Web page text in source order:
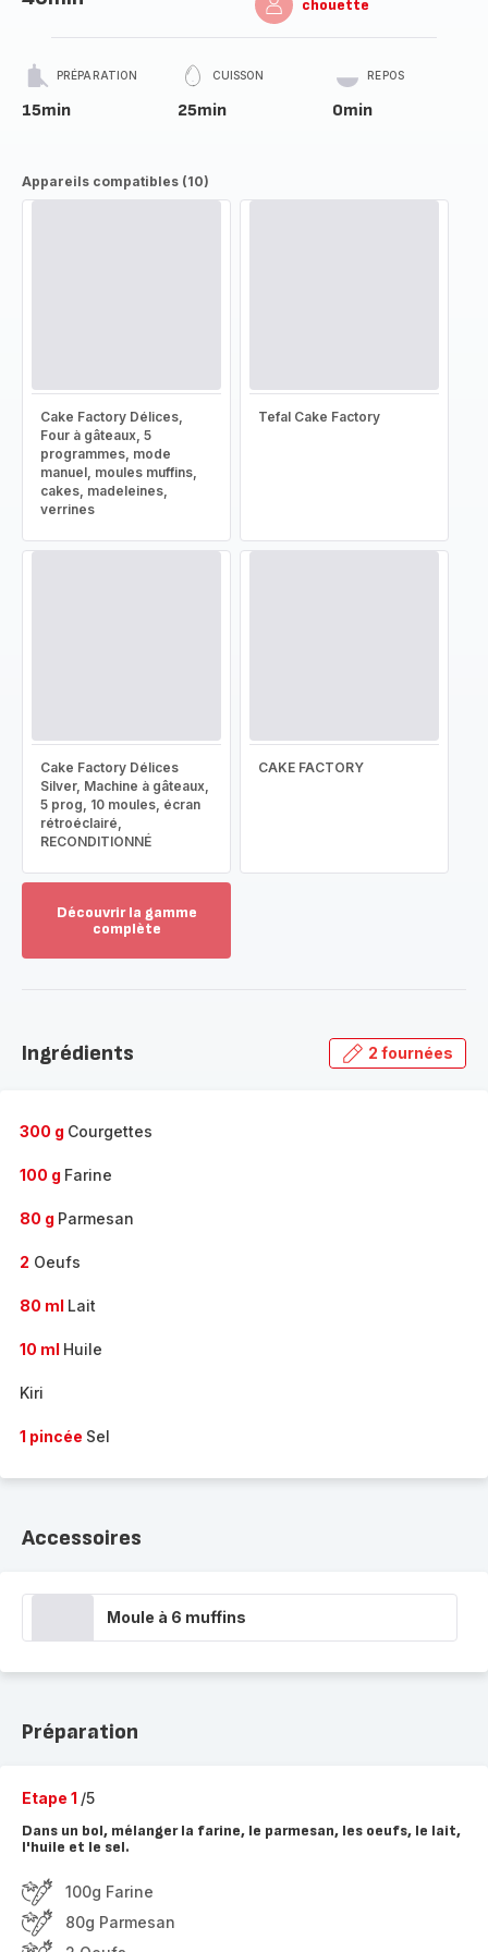
chouette
PRÉPARATION
15min
CUISSON
25min
REPOS
0min
Appareils compatibles (10)
Cake Factory Délices,
Four à gâteaux, 5
programmes, mode
manuel, moules muffins,
cakes, madeleines,
verrines
Tefal Cake Factory
Cake Factory Délices
Silver, Machine à gâteaux,
5 prog, 10 moules, écran
rétroéclairé,
RECONDITIONNÉ
CAKE FACTORY
Découvrir la gamme
complète
gamme
Ingrédients 2 fournées
300 g Courgettes
100 g Farine
80 g Parmesan
2 Oeufs
80 ml Lait
10 ml Huile
Kiri
1 pincée Sel
Accessoires
Moule à 6 muffins
Préparation
Etape 1 /5
Dans un bol, mélanger la farine, le parmesan, les oeufs, le lait,
l'huile et le sel.
100g Farine
80g Parmesan